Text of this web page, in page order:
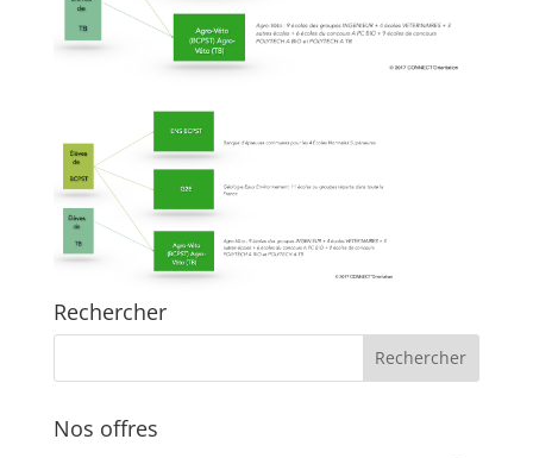
Rechercher
Nos offres